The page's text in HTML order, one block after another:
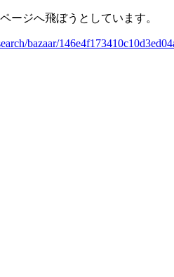
ージへ飛ぼうとしています。
bazaar/